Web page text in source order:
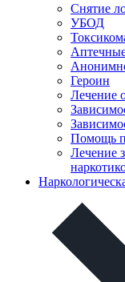
Снятие
УБОД
Героин
Лечение
Помощь
Лечение